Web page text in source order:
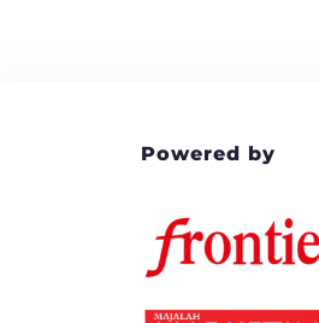
Powered by